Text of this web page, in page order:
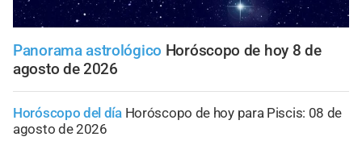
Panorama astrológico Horóscopo de hoy 8 de
agosto de 2026
Horóscopo del día Horóscopo de hoy para Piscis: 08 de
agosto de 2026